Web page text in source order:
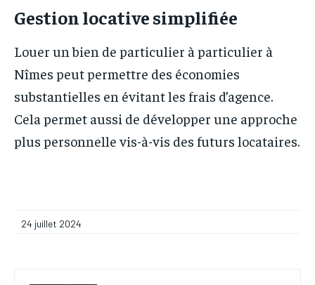
Gestion locative simplifiée
Louer un bien de particulier à particulier à
Nîmes peut permettre des économies
substantielles en évitant les frais d’agence.
Cela permet aussi de développer une approche
plus personnelle vis-à-vis des futurs locataires.
24 juillet 2024